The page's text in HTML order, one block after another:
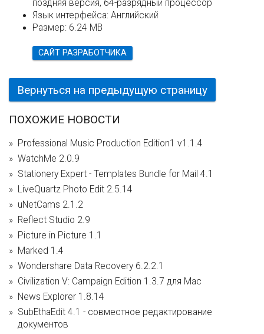
поздняя версия, 64-разрядный процессор
Язык интерфейса: Английский
Размер: 6.24 MB
САЙТ РАЗРАБОТЧИКА
Вернуться на предыдущую страницу
ПОХОЖИЕ НОВОСТИ
Professional Music Production Edition1 v1.1.4
WatchMe 2.0.9
Stationery Expert - Templates Bundle for Mail 4.1
LiveQuartz Photo Edit 2.5.14
uNetCams 2.1.2
Reflect Studio 2.9
Picture in Picture 1.1
Marked 1.4
Wondershare Data Recovery 6.2.2.1
Civilization V: Campaign Edition 1.3.7 для Mac
News Explorer 1.8.14
SubEthaEdit 4.1 - совместное редактирование
документов